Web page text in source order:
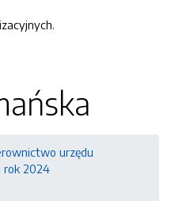
urzędu
rok 2024